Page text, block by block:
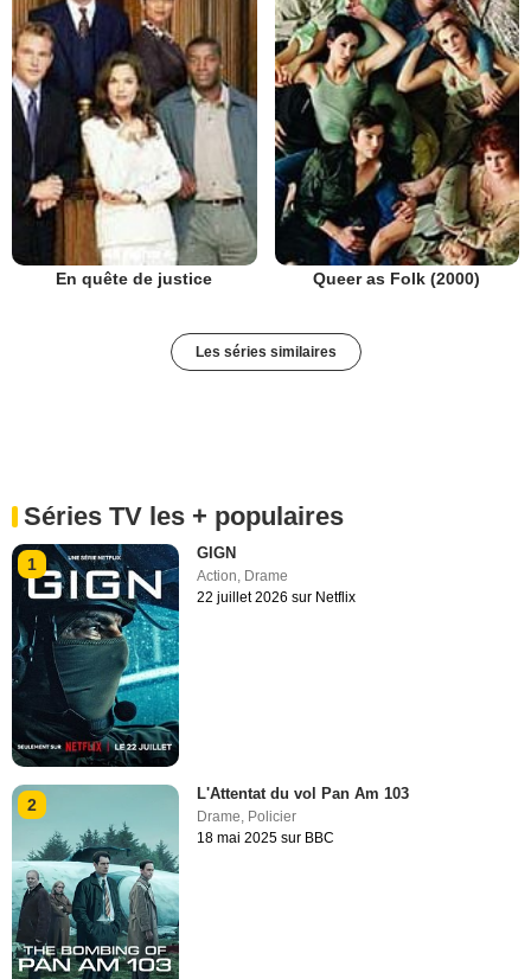
En quête de justice Queer as Folk (2000)
Les séries similaires
Séries TV les + populaires
1
GIGN
Action Drame
22 juillet 2026 sur Netflix
2
L'Attentat du vol Pan Am 103
Drame, Policier
18 mai 2025 sur BBC